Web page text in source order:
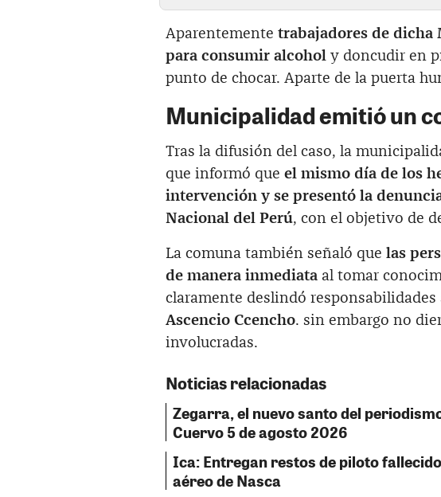
Aparentemente trabajadores de
para consumir alcohol y doncudir en
punto de chocar. Aparte de la puerta
Municipalidad emitió un
Tras la difusión del caso, la
que informó que el mismo día de los
intervención y se presentó la
Nacional del Perú, con el objetivo de
La comuna también señaló que las
de manera inmediata al tomar
claramente deslindó responsabilidades
Ascencio Ccencho. sin embargo no
involucradas.
Noticias relacionadas
Zegarra, el nuevo santo del
Cuervo 5 de agosto 2026
Ica: Entregan restos de piloto
aéreo de Nasca